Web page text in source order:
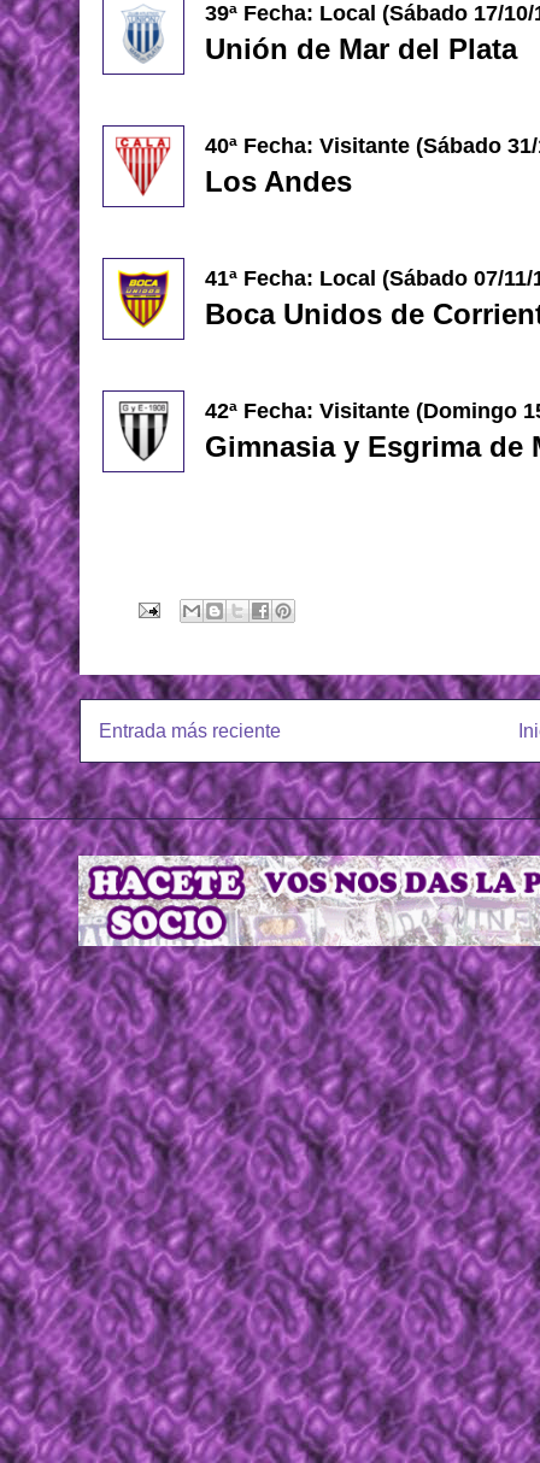
39ª Fecha: Local (Sábado 17/
Unión de Mar del Plata
40ª Fecha: Visitante (Sábado
Los Andes
41ª Fecha: Local (Sábado 07/11/
Boca Unidos de
42ª Fecha: Visitante (Domingo
Gimnasia y Esgrima de
Entrada más reciente